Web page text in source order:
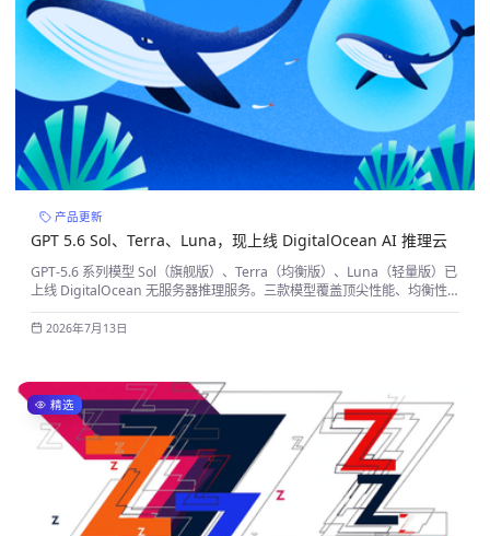
产品更新
GPT 5.6 Sol、Terra、Luna，现上线 DigitalOcean AI 推理云
GPT-5.6 系列模型 Sol（旗舰版）、Terra（均衡版）、Luna（轻量版）已
上线 DigitalOcean 无服务器推理服务。三款模型覆盖顶尖性能、均衡性
价比与极速响应，配合 DigitalOcean 的按量计费、内网部署、多模型生
态与智能推理路由器，大幅降低 AI 应用落地成本。了解 Sol vs Terra vs
2026年7月13日
精选